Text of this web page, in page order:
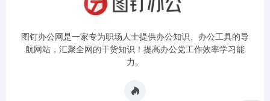
图钉办公网是一家专为职场人士提供办公知识、办公工具的导
航网站，汇聚全网的干货知识！提高办公党工作效率学习能
力。